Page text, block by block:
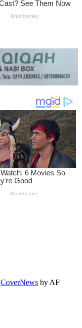
CoverNews by AF